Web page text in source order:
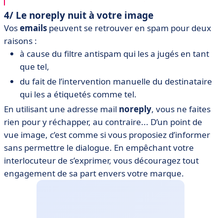
4/ Le noreply nuit à votre image
Vosemails peuvent se retrouver en spam pour deux
raisons :
à cause du filtre antispam qui les a jugés en tant
que tel,
du fait de l’intervention manuelle du destinataire
qui les a étiquetés comme tel.
En utilisant une adresse mail noreply, vous ne faites
rien pour y réchapper, au contraire... D’un point de
vue image, c’est comme si vous proposiez d’informer
sans permettre le dialogue. En empêchant votre
interlocuteur de s’exprimer, vous découragez tout
engagement de sa part envers votre marque.